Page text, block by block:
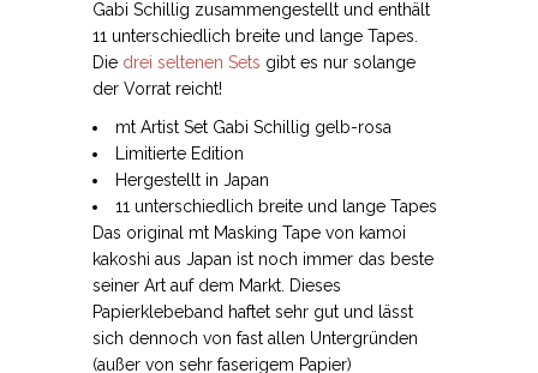
Gabi Schillig zusammengestellt und enthält
11 unterschiedlich breite und lange Tapes.
Die drei seltenen Sets gibt es nur solange
der Vorrat reicht!
mt Artist Set Gabi Schillig gelb-rosa
Limitierte Edition
Hergestellt in Japan
11 unterschiedlich breite und lange Tapes
Das original mt Masking Tape von kamoi
kakoshi aus Japan ist noch immer das beste
seiner Art auf dem Markt. Dieses
Papierklebeband haftet sehr gut und lässt
sich dennoch von fast allen Untergründen
(außer von sehr faserigem Papier)